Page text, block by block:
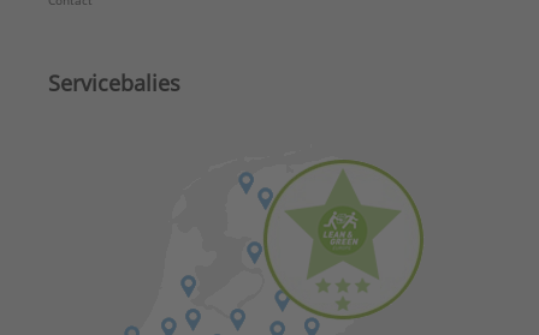
Servicebalies